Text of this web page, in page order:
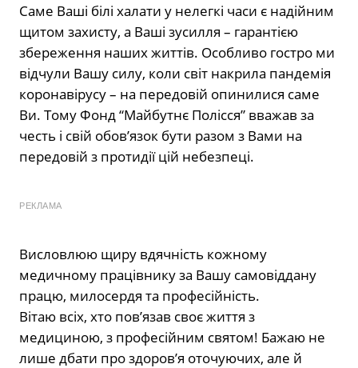
Саме Ваші білі халати у нелегкі часи є надійним
щитом захисту, а Ваші зусилля – гарантією
збереження наших життів. Особливо гостро ми
відчули Вашу силу, коли світ накрила пандемія
коронавірусу– на передовій опинилися саме
Ви. Тому Фонд “Майбутнє Полісся” вважав за
честь і свій обов’язок бути разом з Вами на
передовій з протидії цій небезпеці.
РЕКЛАМА
Висловлюю щиру вдячність кожному
медичному працівнику за Вашу самовіддану
працю, милосердя та професійність.
Вітаю всіх, хто пов’язав своє життя з
медициною, з професійним святом! Бажаю не
лише дбати про здоров’я оточуючих, але й